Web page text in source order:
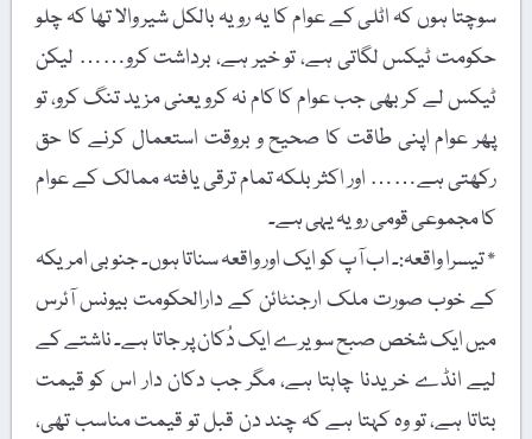
سوچتا ہوں کہ اٹلی کے عوام کا یہ رویہ بالکل شیر والا تھا کہ چلو
حکومت ٹیکس لگاتی ہے، تو خیر ہے، برداشت کرو…… لیکن
ٹیکس لے کر بھی جب عوام کا کام نہ کرو یعنی مزید تنگ کرو، تو
پھر عوام اپنی طاقت کا صحیح و بروقت استعمال کرنے کا حق
رکھتی ہے…… اور اکثر بلکہ تمام ترقی یافتہ ممالک کے عوام
کا مجموعی قومی رویہ یہی ہے۔
٭ تیسرا واقعہ:۔ اب آپ کو ایک اور واقعہ سناتا ہوں۔ جنوبی امریکہ
کے خوب صورت ملک ارجنٹائن کے دارالحکومت بیونس آئرس
میں ایک شخص صبح سویرے ایک دُکان پر جاتا ہے۔ ناشتے کے
لیے انڈے خریدنا چاہتا ہے، مگر جب دکان دار اس کو قیمت
بتاتا ہے، تو وہ کہتا ہے کہ چند دن قبل تو قیمت مناسب تھی،